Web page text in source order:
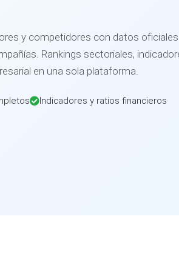
y competidores con datos
Rankings sectoriales,
en una sola plataforma.
Indicadores y ratios financieros